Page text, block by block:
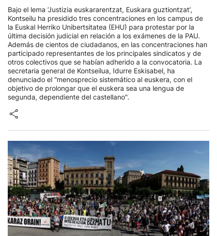
Bajo el lema ‘Justizia euskararentzat, Euskara guztiontzat’,
Kontseilu ha presidido tres concentraciones en los campus de
la Euskal Herriko Unibertsitatea (EHU) para protestar por la
última decisión judicial en relación a los exámenes de la PAU.
Además de cientos de ciudadanos, en las concentraciones han
participado representantes de los principales sindicatos y de
otros colectivos que se habían adherido a la convocatoria. La
secretaria general de Kontseilua, Idurre Eskisabel, ha
denunciado el “menosprecio sistemático al euskera, con el
objetivo de prolongar que el euskera sea una lengua de
segunda, dependiente del castellano".